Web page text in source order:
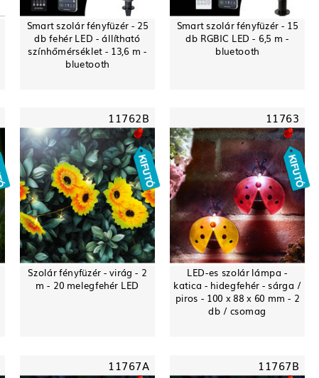
Smart szolár fényfüzér - 25
db fehér LED - állítható
színhőmérséklet - 13,6 m -
bluetooth
Smart szolár fényfüzér - 15
db RGBIC LED - 6,5 m -
bluetooth
11762B
Szolár fényfüzér - virág - 2
m - 20 melegfehér LED
11763
LED-es szolár lámpa -
katica - hidegfehér - sárga /
piros - 100 x 88 x 60 mm - 2
db / csomag
11767A 11767B